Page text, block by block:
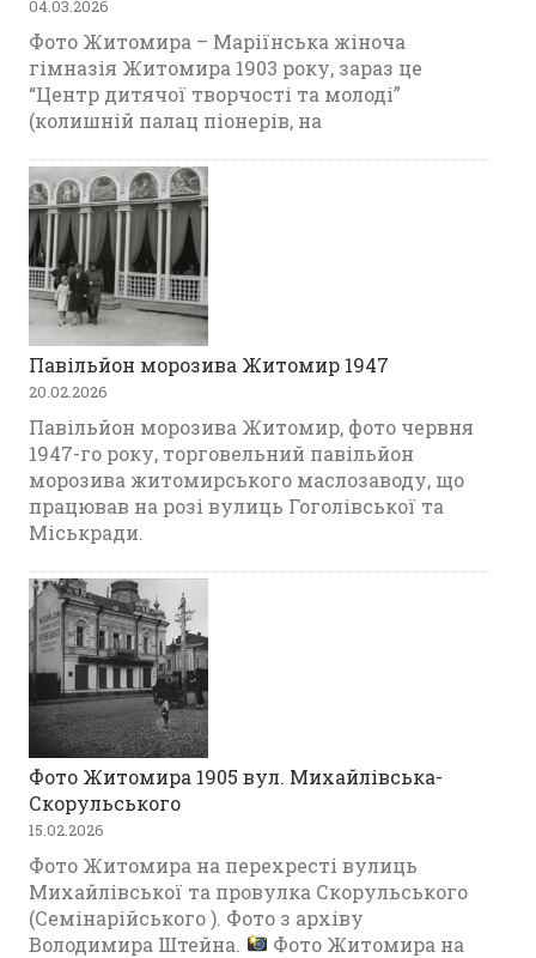
04.03.2026
Фото Житомира – Маріїнська жіноча
гімназія Житомира 1903 року, зараз це
“Центр дитячої творчості та молоді”
(колишній палац піонерів, на
Павільйон морозива Житомир 1947
20.02.2026
Павільйон морозива Житомир, фото червня
1947-го року, торговельний павільйон
морозива житомирського маслозаводу, що
працював на розі вулиць Гоголівської та
Міськради.
Фото Житомира 1905 вул. Михайлівська-
Скорульського
15.02.2026
Фото Житомира на перехресті вулиць
Михайлівської та провулка Скорульського
(Семінарійського ). Фото з архіву
Володимира Штейна.
Фото Житомира на